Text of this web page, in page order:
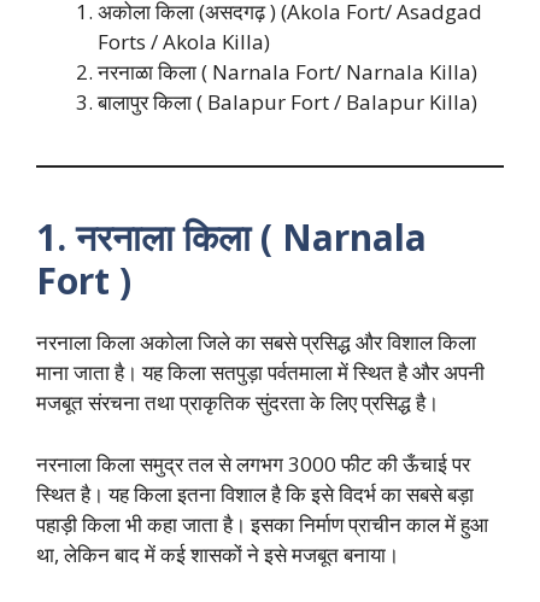
अकोला किला (असदगढ़ ) (Akola Fort/ Asadgad
Forts / Akola Killa)
नरनाळा किला ( Narnala Fort/ Narnala Killa)
बालापुर किला ( Balapur Fort / Balapur Killa)
1. नरनाला किला ( Narnala
Fort )
नरनाला किला अकोला जिले का सबसे प्रसिद्ध और विशाल किला
माना जाता है। यह किला सतपुड़ा पर्वतमाला में स्थित है और अपनी
मजबूत संरचना तथा प्राकृतिक सुंदरता के लिए प्रसिद्ध है।
नरनाला किला समुद्र तल से लगभग 3000 फीट की ऊँचाई पर
स्थित है। यह किला इतना विशाल है कि इसे विदर्भ का सबसे बड़ा
पहाड़ी किला भी कहा जाता है। इसका निर्माण प्राचीन काल में हुआ
था, लेकिन बाद में कई शासकों ने इसे मजबूत बनाया।